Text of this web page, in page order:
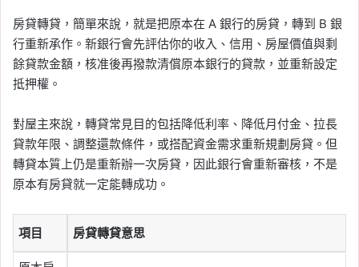
房貸轉貸，簡單來說，就是把原本在 A 銀行的房貸，轉到 B 銀
行重新承作。新銀行會先評估你的收入、信用、房屋價值與剩
餘貸款金額，核准後再撥款清償原本銀行的貸款，並重新設定
抵押權。
對屋主來說，轉貸常見目的包括降低利率、降低月付金、拉長
貸款年限、調整還款條件，或搭配資金需求重新規劃房貸。但
轉貸本質上仍是重新辦一次房貸，因此銀行會重新審核，不是
原本有房貸就一定能轉成功。
項目 房貸轉貸意思